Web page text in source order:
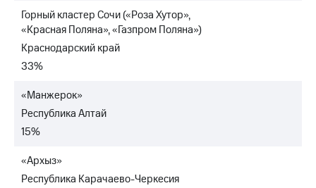
Рынок
акций
Порядок
выкупа
Рынок
Горный кластер Сочи («Роза Хутор»,
«Красная Поляна», «Газпром Поляна»)
Краснодарский край
33%
«Манжерок»
Республика Алтай
15%
«Архыз»
Республика Карачаево-Черкесия